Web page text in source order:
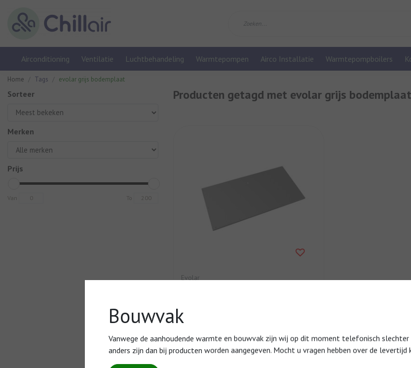
Airconditioning Ventilatie Luchtbehandeling Warmtepompen Airco Installatie Warmtepompboilers
Home Tags evolar grijs bodemplaat
Sorteer
Merken
Prijs
Van To
Producten getagd met evolar grijs bodemplaat
Evolar
Optionele Evolar bodemplaat in maat S ten
behoeve van het volledig sluiten van de
Bouwvak
Vanwege de aanhoudende warmte en bouwvak zijn wij op dit moment telefonisch
anders zijn dan bij producten worden aangegeven. Mocht u vragen hebben over de levertijd